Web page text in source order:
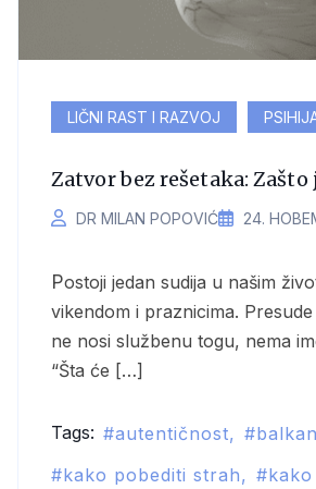
LIČNI RAST I RAZVOJ
Zatvor bez rešetaka: Zašto
DR MILAN POPOVIĆ 24.
Postoji jedan sudija u našim životima koji nikada ne spava. Njegova sudnica radi 24 sata dnevno,
vikendom i praznicima.
ne nosi službenu togu, nema
“Šta će […]
Tags: autentičnost
kako pobediti strah